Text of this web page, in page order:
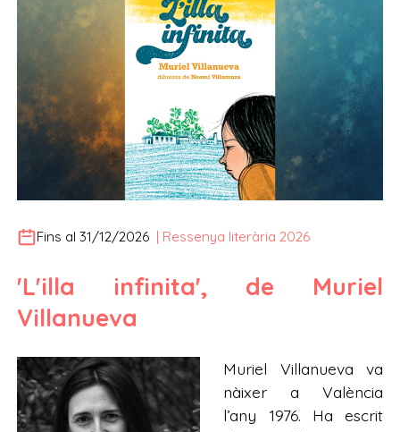
Fins al 31/12/2026 Ressenya literària 2026
'L'illa infinita', de Muriel
Villanueva
Muriel Villanueva va
nàixer a València
l’any 1976. Ha escrit